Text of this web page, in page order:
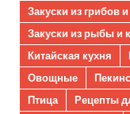
Закуски из грибов
Закуски из рыбы и
Китайская кухня
Овощные
Птица
Рецепты